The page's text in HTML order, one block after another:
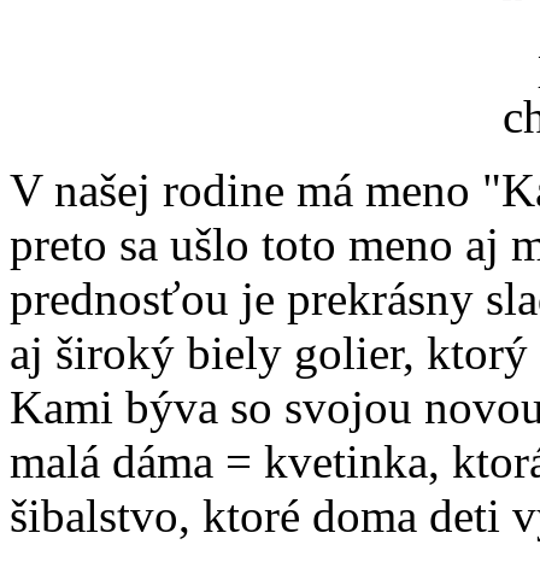
V našej rodine má meno
preto sa ušlo toto meno aj
prednosťou je prekrásny
aj široký biely golier,
Kami býva so svojou
malá dáma = kvetinka,
šibalstvo, ktoré doma deti